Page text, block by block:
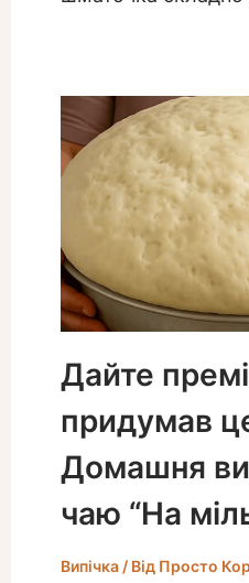
Дайте
придумав
Домашня
чаю “На
Випічка/ Від Просто